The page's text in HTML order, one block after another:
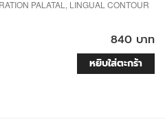
PALATAL, LINGUAL CONTOUR
840 บาท
หยิบใส่ตะกร้า